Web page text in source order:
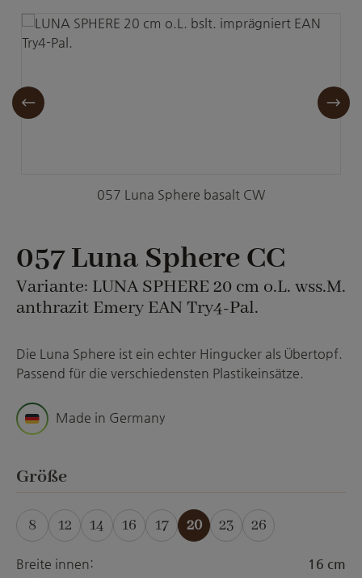
057 Luna Sphere basalt CW
057 Luna Sphere CC
Variante: LUNA SPHERE 20 cm o.L. wss.M.
anthrazit Emery EAN Try4-Pal.
Die Luna Sphere ist ein echter Hingucker als Übertopf.
Passend für die verschiedensten Plastikeinsätze.
Made in Germany
Größeauswählen
8
(Diese Option ist zurzeit nicht verfügbar.)
12
(Diese Option ist zurzeit nicht verfügbar.)
14
(Diese Option ist zurzeit nicht
16 17
(Diese Option ist zurzeit
20 23
(Diese Option ist
26
(Diese Option
Breite innen:
16 cm